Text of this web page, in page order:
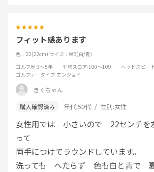
フィット感あります
色：22(22cm) サイズ：WB(白/青)
ゴルフ歴:3～5年 平均スコア:100～109 ヘッドスピー
ゴルファータイプ:エンジョイ
きくちゃん
年代:50代 性別:女性
女性用では 小さいので 22センチ
って
両手につけてラウンドしています。
洗っても へたらず 色も白と青で